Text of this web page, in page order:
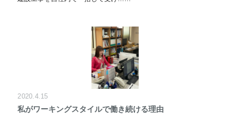
2020.4.15
私がワーキングスタイルで働き続ける理由